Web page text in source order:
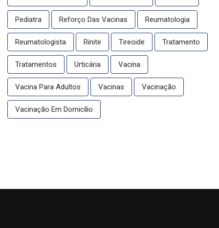
Pediatra Reforço Das Vacinas Reumatologia
Reumatologista Rinite Tireoide Tratamento
Tratamentos Urticária Vacina
Vacina Para Adultos Vacinas Vacinação
Vacinação Em Domicílio